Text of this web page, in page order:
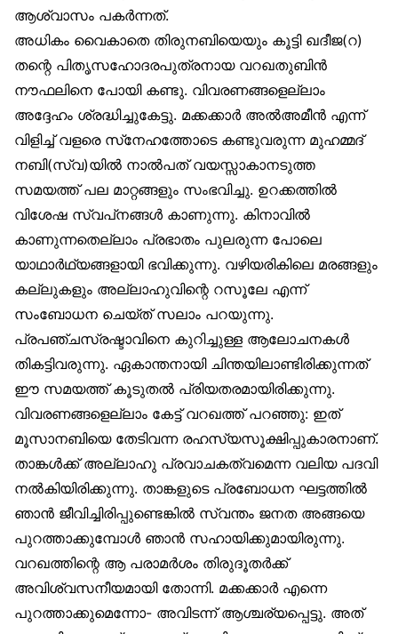
ആശ്വാസം പകർന്നത്.
അധികം വൈകാതെ തിരുനബിയെയും കൂട്ടി ഖദീജ(റ)
തന്റെ പിതൃസഹോദരപുത്രനായ വറഖതുബിൻ
നൗഫലിനെ പോയി കണ്ടു. വിവരണങ്ങളെല്ലാം
അദ്ദേഹം ശ്രദ്ധിച്ചുകേട്ടു. മക്കക്കാർ അൽഅമീൻ എന്ന്
വിളിച്ച് വളരെ സ്‌നേഹത്തോടെ കണ്ടുവരുന്ന മുഹമ്മദ്
നബി(സ്വ)യിൽ നാൽപത് വയസ്സാകാനടുത്ത
സമയത്ത് പല മാറ്റങ്ങളും സംഭവിച്ചു. ഉറക്കത്തിൽ
വിശേഷ സ്വപ്‌നങ്ങൾ കാണുന്നു. കിനാവിൽ
കാണുന്നതെല്ലാം പ്രഭാതം പുലരുന്ന പോലെ
യാഥാർഥ്യങ്ങളായി ഭവിക്കുന്നു. വഴിയരികിലെ മരങ്ങളും
കല്ലുകളും അല്ലാഹുവിന്റെ റസൂലേ എന്ന്
സംബോധന ചെയ്ത് സലാം പറയുന്നു.
പ്രപഞ്ചസ്രഷ്ടാവിനെ കുറിച്ചുള്ള ആലോചനകൾ
തികട്ടിവരുന്നു. ഏകാന്തനായി ചിന്തയിലാണ്ടിരിക്കുന്നത്
ഈ സമയത്ത് കൂടുതൽ പ്രിയതരമായിരിക്കുന്നു.
വിവരണങ്ങളെല്ലാം കേട്ട് വറഖത്ത് പറഞ്ഞു: ഇത്
മൂസാനബിയെ തേടിവന്ന രഹസ്യസൂക്ഷിപ്പുകാരനാണ്.
താങ്കൾക്ക് അല്ലാഹു പ്രവാചകത്വമെന്ന വലിയ പദവി
നൽകിയിരിക്കുന്നു. താങ്കളുടെ പ്രബോധന ഘട്ടത്തിൽ
ഞാൻ ജീവിച്ചിരിപ്പുണ്ടെങ്കിൽ സ്വന്തം ജനത അങ്ങയെ
പുറത്താക്കുമ്പോൾ ഞാൻ സഹായിക്കുമായിരുന്നു.
വറഖത്തിന്റെ ആ പരാമർശം തിരുദൂതർക്ക്
അവിശ്വസനീയമായി തോന്നി. മക്കക്കാർ എന്നെ
പുറത്താക്കുമെന്നോ- അവിടന്ന് ആശ്ചര്യപ്പെട്ടു. അത്